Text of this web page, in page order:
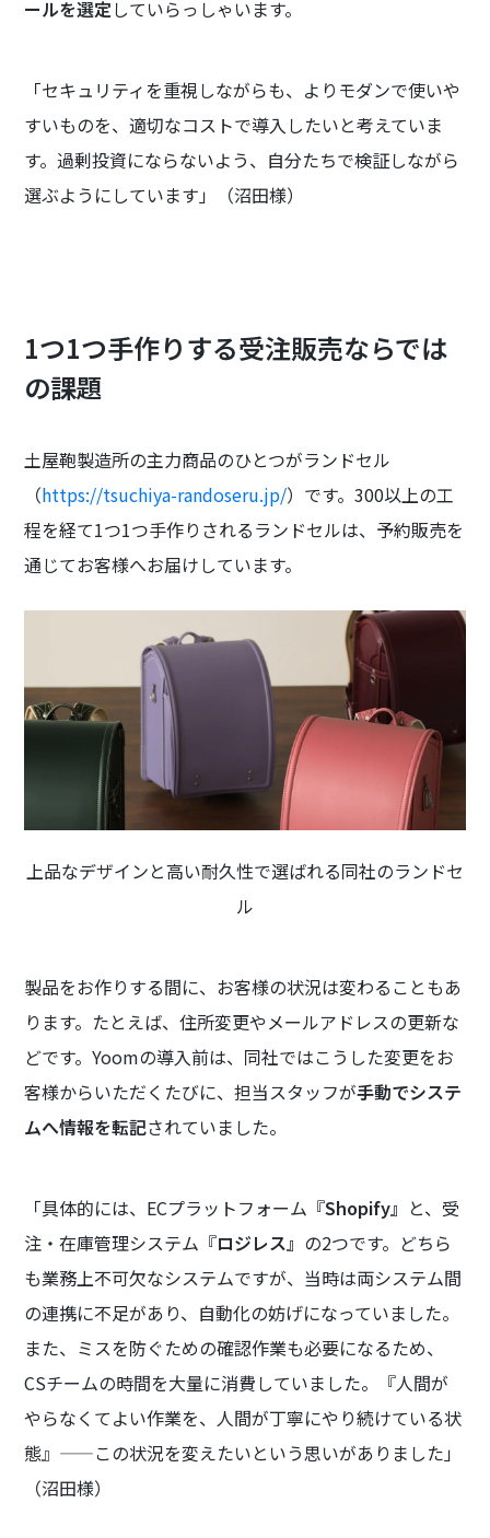
ールを選定していらっしゃいます。
「セキュリティを重視しながらも、よりモダンで使いや
すいものを、適切なコストで導入したいと考えていま
す。過剰投資にならないよう、自分たちで検証しながら
選ぶようにしています」（沼田様）
1つ1つ手作りする受注販売ならでは
の課題
土屋鞄製造所の主力商品のひとつがランドセル
（https://tsuchiya-randoseru.jp/）です。300以上の工
程を経て1つ1つ手作りされるランドセルは、予約販売を
通じてお客様へお届けしています。
上品なデザインと高い耐久性で選ばれる同社のランドセ
ル
製品をお作りする間に、お客様の状況は変わることもあ
ります。たとえば、住所変更やメールアドレスの更新な
どです。Yoomの導入前は、同社ではこうした変更をお
客様からいただくたびに、担当スタッフが手動でシステ
ムへ情報を転記されていました。
「具体的には、ECプラットフォーム『Shopify』 と、受
注・在庫管理システム『ロジレス』 の2つです。どちら
も業務上不可欠なシステムですが、当時は両システム間
の連携に不足があり、自動化の妨げになっていました。
また、ミスを防ぐための確認作業も必要になるため、
CSチームの時間を大量に消費していました。『人間が
やらなくてよい作業を、人間が丁寧にやり続けている状
態』——この状況を変えたいという思いがありました」
（沼田様）